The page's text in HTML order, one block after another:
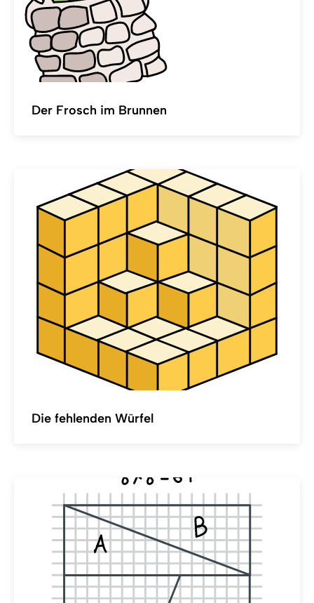
Der Frosch im Brunnen
Die fehlenden Würfel